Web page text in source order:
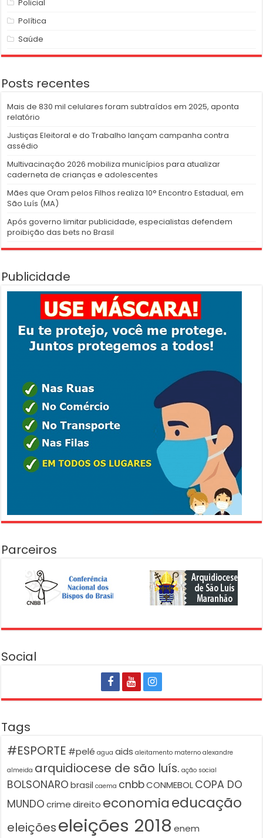
Policial
Política
Saúde
Posts recentes
Mais de 830 mil celulares foram subtraídos em 2025, aponta
relatório
Justiças Eleitoral e do Trabalho lançam campanha contra
assédio
Multivacinação 2026 mobiliza municípios para atualizar
caderneta de crianças e adolescentes
Mães que Oram pelos Filhos realiza 10° Encontro Estadual, em
São Luís (MA)
Após governo limitar publicidade, especialistas defendem
proibição das bets no Brasil
Publicidade
Parceiros
Social
Tags
#ESPORTE #pelé agua aids aleitamento materno alexandre
almeida arquidiocese de são luís. ação social
BOLSONARO brasil caema cnbbCONMEBOLCOPA DO
MUNDO crime direito economiaeducação
eleiçõeseleições 2018 enem